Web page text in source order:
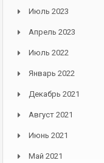
Июль 2023
Апрель 2023
Июль 2022
Январь 2022
Декабрь 2021
Август 2021
Июнь 2021
Май 2021